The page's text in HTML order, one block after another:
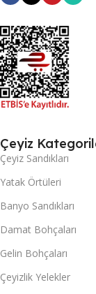
Çeyiz
Çeyiz Sandıkları
Yatak Örtüleri
Banyo Sandıkları
Damat Bohçaları
Gelin Bohçaları
Çeyizlik Yelekler